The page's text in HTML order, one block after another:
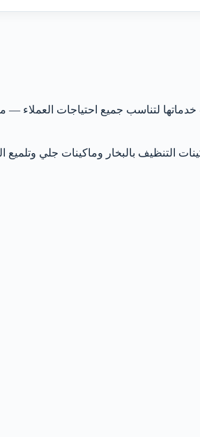
لتناسب جميع احتياجات العملاء —
التنظيف بالبخار وماكينات جلي وتلميع